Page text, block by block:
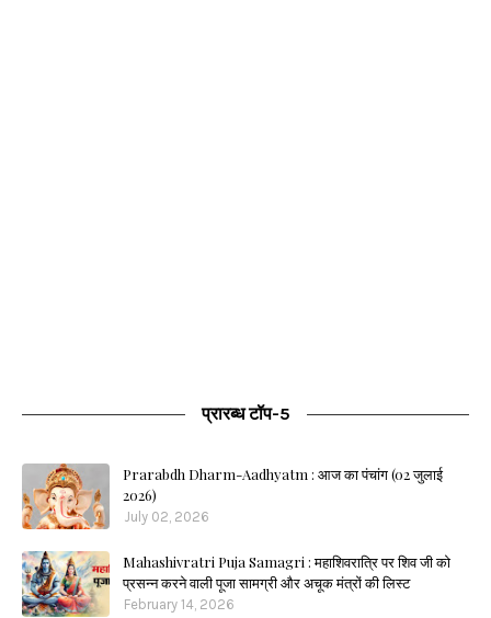
प्रारब्ध टॉप-5
Prarabdh Dharm-Aadhyatm : आज का पंचांग (02 जुलाई
2026)
July 02, 2026
Mahashivratri Puja Samagri : महाशिवरात्रि पर शिव जी को
प्रसन्न करने वाली पूजा सामग्री और अचूक मंत्रों की लिस्ट
February 14, 2026